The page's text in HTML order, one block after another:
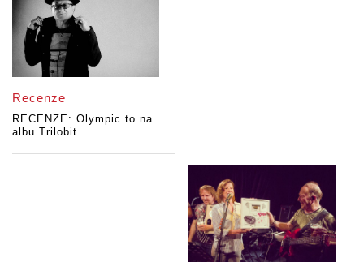
Recenze
RECENZE: Olympic to na
albu Trilobit...